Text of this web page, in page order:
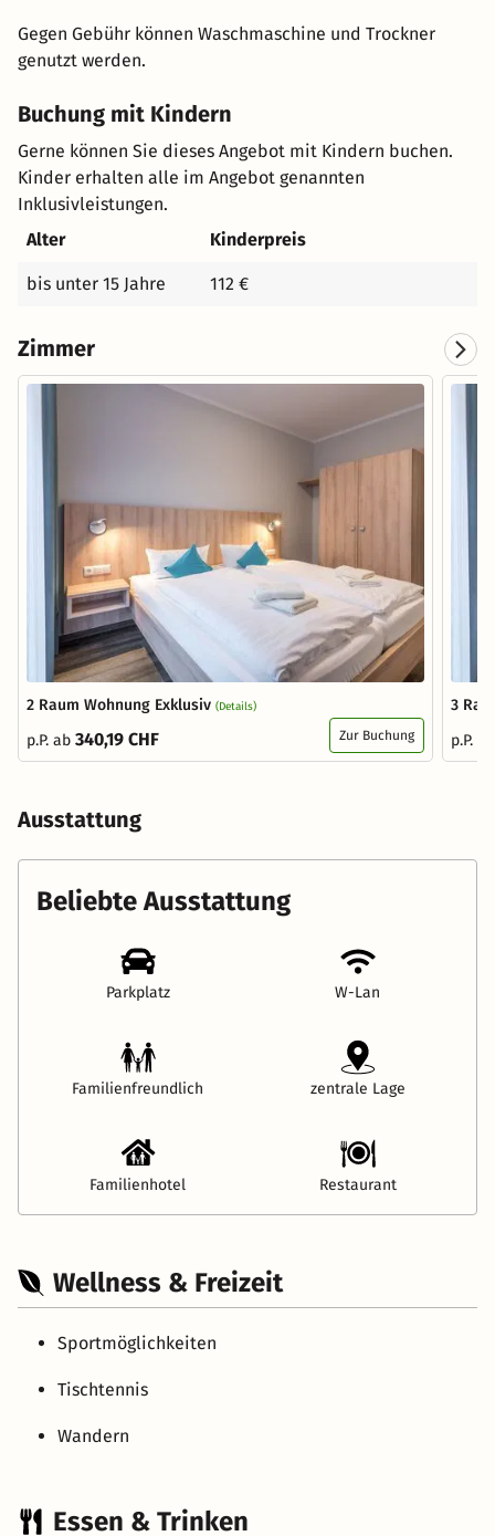
Gegen Gebühr können Waschmaschine und Trockner
genutzt werden.
Buchung mit Kindern
Gerne können Sie dieses Angebot mit Kindern buchen.
Kinder erhalten alle im Angebot genannten
Inklusivleistungen.
Alter
Kinderpreis
bis unter 15 Jahre 112 €
Zimmer
2 Raum Wohnung Exklusiv (Details)
p.P. ab 340,19 CHF Zur Buchung
3
p.P.
Ausstattung
Beliebte Ausstattung
Parkplatz W-Lan
Familienfreundlich zentrale Lage
Familienhotel Restaurant
Wellness & Freizeit
Sportmöglichkeiten
Tischtennis
Wandern
Essen & Trinken